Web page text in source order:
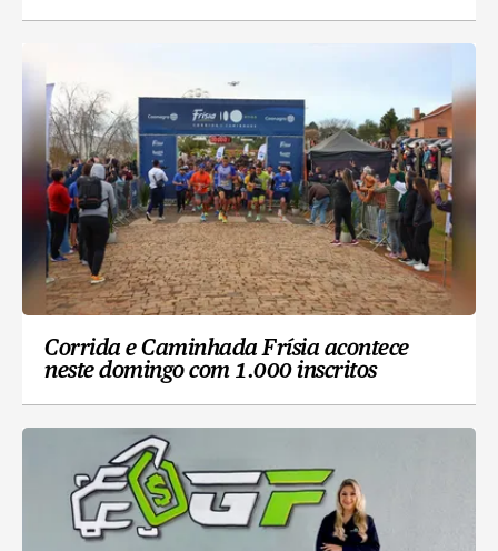
Corrida e Caminhada Frísia acontece
neste domingo com 1.000 inscritos